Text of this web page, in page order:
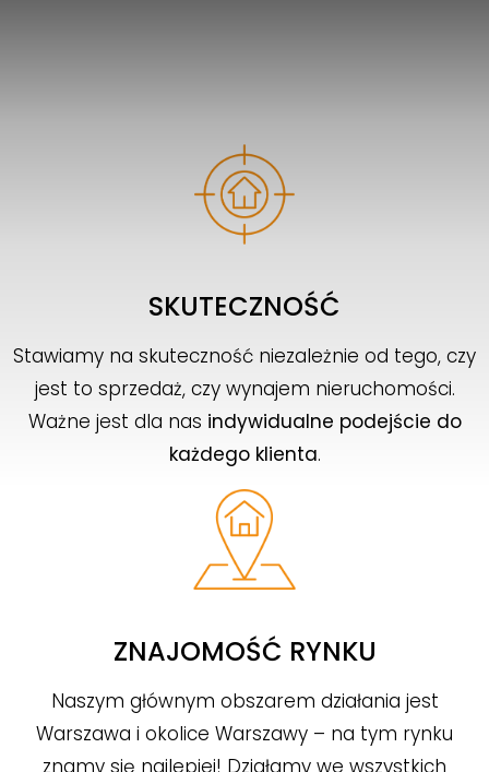
SKUTECZNOŚĆ
Stawiamy na skuteczność niezależnie od tego, czy
jest to sprzedaż, czy wynajem nieruchomości.
Ważne jest dla nas indywidualne podejście do
każdego klienta.
ZNAJOMOŚĆ RYNKU
Naszym głównym obszarem działania jest
Warszawa i okolice Warszawy – na tym rynku
znamy się najlepiej! Działamy we wszystkich